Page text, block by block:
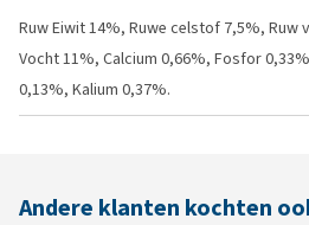
Ruw Eiwit 14%, Ruwe celstof 7,5%, Ruw
Vocht 11%, Calcium 0,66%, Fosfor
0,13%, Kalium 0,37%.
Andere klanten kochten